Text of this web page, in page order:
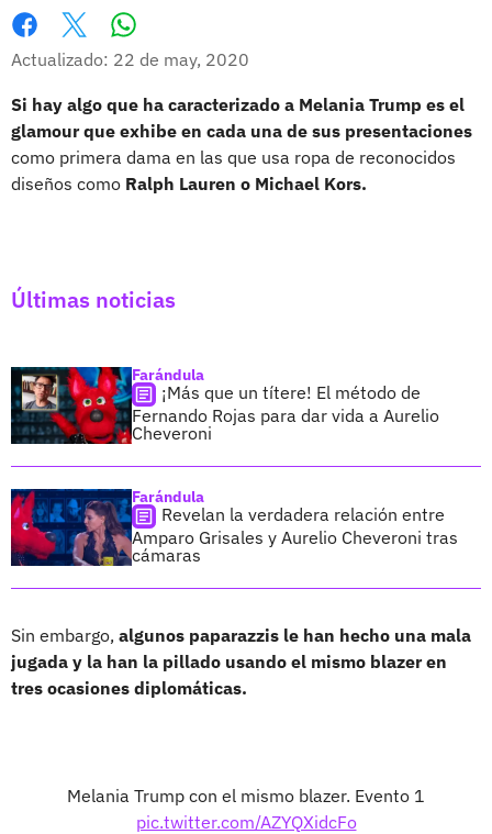
Facebook
X
Actualizado: 22 de may, 2020
Si hay algo que ha caracterizado a Melania Trump es el
glamour que exhibe en cada una de sus presentaciones
como primera dama en las que usa ropa de reconocidos
diseños como Ralph Lauren o Michael Kors.
Últimas noticias
Farándula
¡Más que un títere! El método de
Fernando Rojas para dar vida a Aurelio
Cheveroni
Farándula
Revelan la verdadera relación entre
Amparo Grisales y Aurelio Cheveroni tras
cámaras
Sin embargo, algunos paparazzis le han hecho una mala
jugada y la han la pillado usando el mismo blazer en
tres ocasiones diplomáticas.
Melania Trump con el mismo blazer. Evento 1
pic.twitter.com/AZYQXidcFo